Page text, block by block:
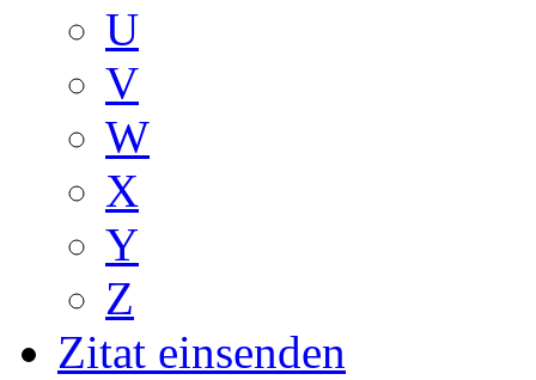
U
V
W
X
Y
Z
Zitat einsenden